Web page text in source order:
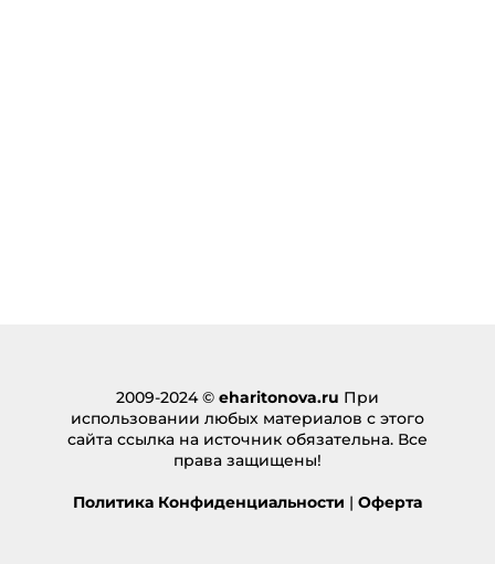
2009-2024 © eharitonova.ru При
использовании любых материалов с этого
сайта ссылка на источник обязательна. Все
права защищены!
Политика Конфиденциальности | Оферта